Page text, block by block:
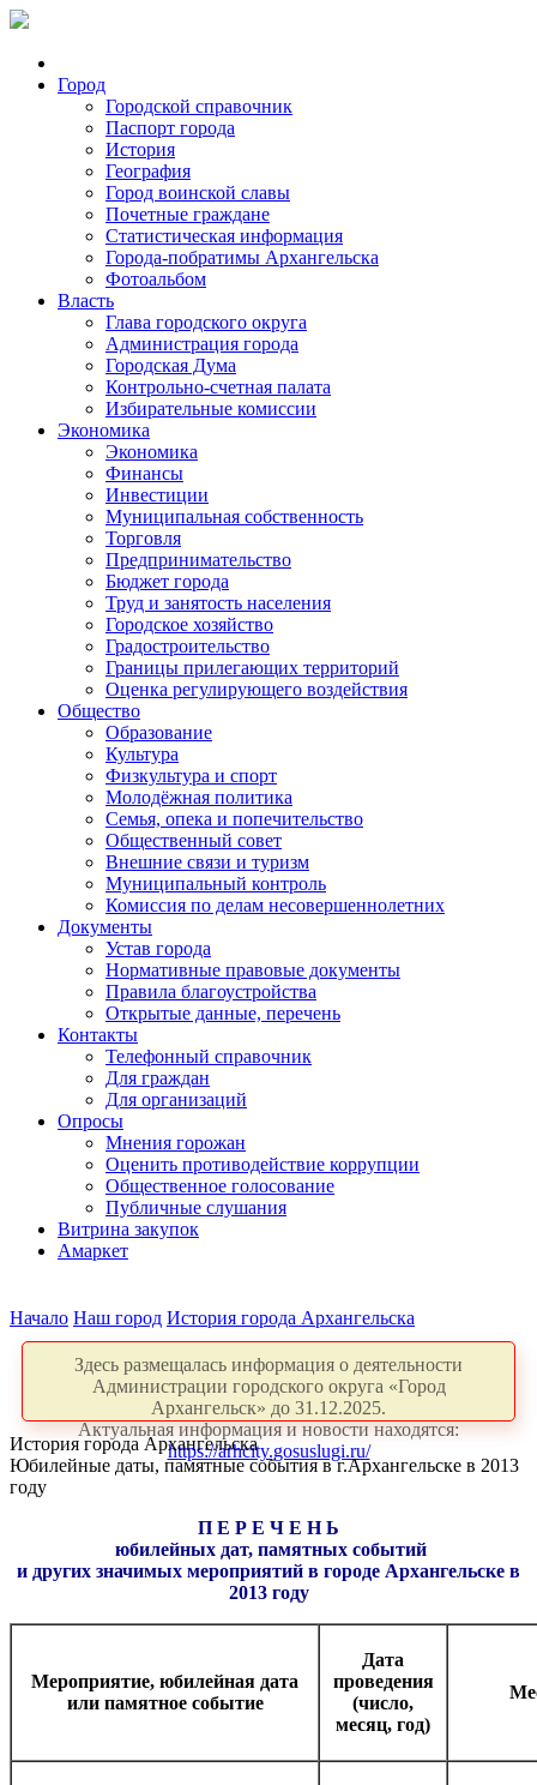
Город
Городской справочник
Паспорт города
История
География
Город воинской славы
Почетные граждане
Статистическая информация
Города-побратимы Архангельска
Фотоальбом
Власть
Глава городского округа
Администрация города
Городская Дума
Контрольно-счетная палата
Избирательные комиссии
Экономика
Экономика
Финансы
Инвестиции
Муниципальная собственность
Торговля
Предпринимательство
Бюджет города
Труд и занятость населения
Городское хозяйство
Градостроительство
Границы прилегающих территорий
Оценка регулирующего воздействия
Общество
Образование
Культура
Физкультура и спорт
Молодёжная политика
Семья, опека и попечительство
Общественный совет
Внешние связи и туризм
Муниципальный контроль
Комиссия по делам несовершеннолетних
Документы
Устав города
Нормативные правовые документы
Правила благоустройства
Открытые данные, перечень
Контакты
Телефонный справочник
Для граждан
Для организаций
Опросы
Мнения горожан
Оценить противодействие коррупции
Общественное голосование
Публичные слушания
Витрина закупок
Амаркет
Начало Наш город История города Архангельска
Здесь размещалась информация о деятельности
Администрации городского округа «Город
Архангельск» до 31.12.2025.
Актуальная информация и новости находятся:
https://arhcity.gosuslugi.ru/
История города Архангельска
Юбилейные даты, памятные события в г.Архангельске в 2013
году
П Е Р Е Ч Е Н Ь
юбилейных дат, памятных событий
и других значимых мероприятий в городе Архангельске в
2013 году
Мероприятие, юбилейная дата
или памятное событие
Дата
проведения
(число,
месяц, год)